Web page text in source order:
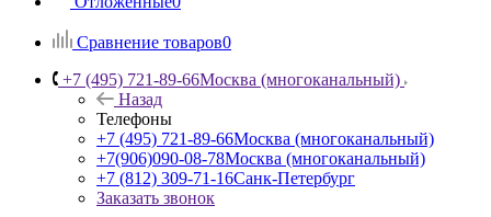
Сравнение товаров0
+7 (495) 721-89-66Москва (многоканальный)
Назад
Телефоны
+7 (495) 721-89-66Москва (многоканальный)
+7(906)090-08-78Москва (многоканальный)
+7 (812) 309-71-16Санк-Петербург
Заказать звонок